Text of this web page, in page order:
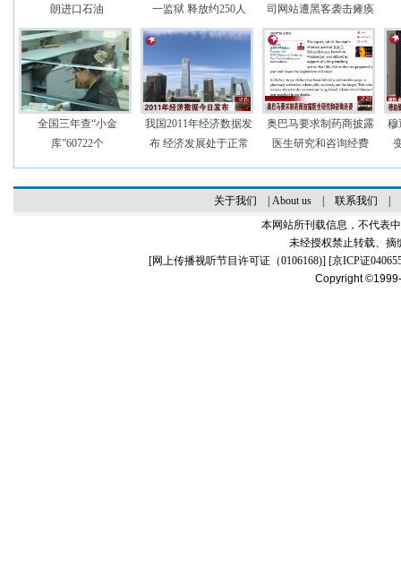
朗进口石油
一监狱 释放约250人
司网站遭黑客袭击瘫痪
全国三年查“小金
库”60722个
我国2011年经济数据发
布 经济发展处于正常
奥巴马要求制药商披露
医生研究和咨询经费
穆
关于我们 About us| 联系我们
本网站所刊载信息，不代表
未经授权禁止转载、摘
[网上传播视听节目许可证（0106168)] [京ICP证
Copyright